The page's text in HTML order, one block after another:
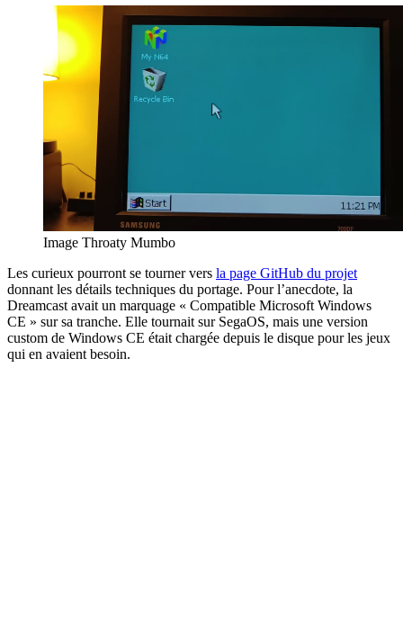
Image Throaty Mumbo
Les curieux pourront se tourner vers la page GitHub du projet
donnant les détails techniques du portage. Pour l’anecdote, la
Dreamcast avait un marquage « Compatible Microsoft Windows
CE » sur sa tranche. Elle tournait sur SegaOS, mais une version
custom de Windows CE était chargée depuis le disque pour les jeux
qui en avaient besoin.